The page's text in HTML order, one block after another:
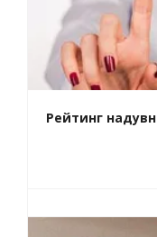
Рейтинг